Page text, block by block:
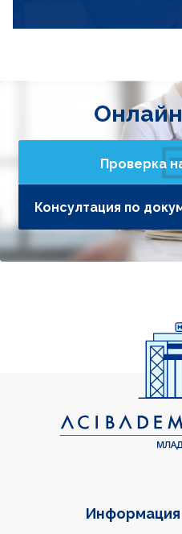
Проверка
Консултация по
Информация